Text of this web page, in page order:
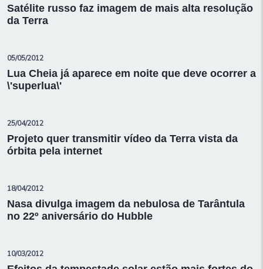
Satélite russo faz imagem de mais alta resolução
da Terra
05/05/2012
Lua Cheia já aparece em noite que deve ocorrer a
\'superlua\'
25/04/2012
Projeto quer transmitir vídeo da Terra vista da
órbita pela internet
18/04/2012
Nasa divulga imagem da nebulosa de Tarântula
no 22º aniversário do Hubble
10/03/2012